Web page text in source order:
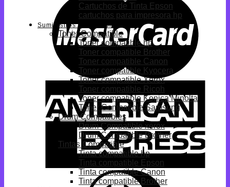
Cartuchos de Tinta Epson
cartuchos para impresora hp
Suministros Compatibles
Toner Compatible
Toner compatible hp
Toner compatible Brother
Toner compatible Canon
Toner compatible Kyocera
Toner compatible Xerox
Toner compatible Ricoh
Toner compatible Konica Minolta
Toner Compatible Samsung
Drum Compatibles
Drum Compatible xerox
Drum Compatible Brother
Tintas Compatible
Tinta compatible hp
Tinta compatible Epson
Tinta compatible Canon
Tinta compatible Brother